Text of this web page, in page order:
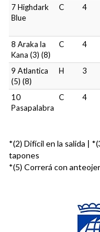
7 Highdark
Blue
C 4
8 Araka la
Kana (3) (8)
C 4
9 Atlantica
(5) (8)
H 3
10
Pasapalabra
C 4
*(2) Difícil en la salida |
tapones
*(5) Correrá con